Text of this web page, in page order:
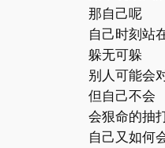
那自己呢
自己时刻站
躲无可躲
别人可能会
但自己不会
会狠命的抽
自己又如何